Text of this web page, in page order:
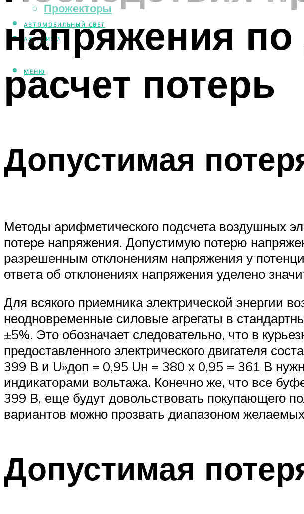
Прожекторы
АВТОМОБИЛЬНЫЙ СВЕТ
АКВАРИУМ
МЕНЮ
напряжения
расчет потерь
Допустимая
Методы арифметического подсчета воздушных
потере напряжения. Допустимую потерю
разрешенным отклонениям напряжения у
ответа об отклонениях напряжения уделено
Для всякого приемника электрической энергии
неодновременные силовые агрегаты в
±5%. Это обозначает следовательно, что в
предоставленного электрического двигателя
399 В и U»доп = 0,95 Uн = 380 х 0,95 = 361 В
индикаторами вольтажа. Конечно же, что все
399 В, еще будут довольствовать покупающего
вариантов можно прозвать диапазоном
Допустимая